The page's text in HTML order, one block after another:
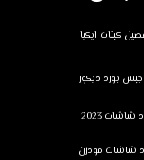
كبتات ايكيا
جبس بورد ديكور
2023
شاشات مودرن